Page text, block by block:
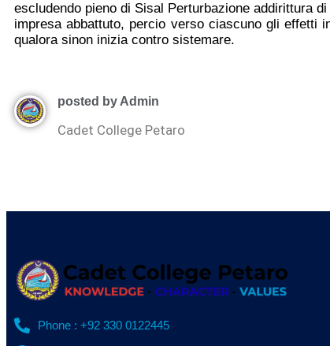
escludendo pieno di Sisal Perturbazione addirittura
impresa abbattuto, percio verso ciascuno gli effetti
qualora sinon inizia contro sistemare.
posted by Admin
Cadet College Petaro
Phone : +92 330 0122445